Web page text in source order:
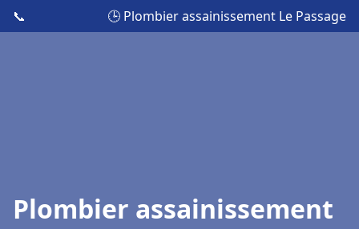
📞 🕒 Plombier assainissement Le Passage
Plombier assainissement